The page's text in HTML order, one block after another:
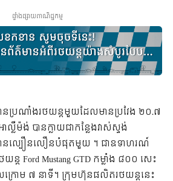
ផ្ទាំងផ្សាយពាណិជ្ជកម្ម
នប្រណាំងរថយន្តមួយដែលមានប្រវែង ២០.៧
លឺម៉ង់ បានក្លាយជាកន្លែងវាស់ស្ទង់
ានល្បឿនលឿនបំផុតមួយ ។ ជាឧទាហរណ៍
ត Ford Mustang GTD កម្លាំង ៨០០ សេះ
ក្រោម ៧ នាទី។ ក្រុមហ៊ុនផលិតរថយន្តនេះ